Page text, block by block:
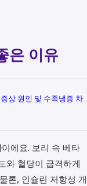
은 이유
상 원인 및 수족냉증 차
이에요. 보리 속 베타
와 혈당이 급격하게
론, 인슐린 저항성 개